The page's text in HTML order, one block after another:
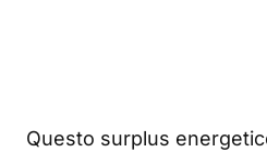
Questo surplus